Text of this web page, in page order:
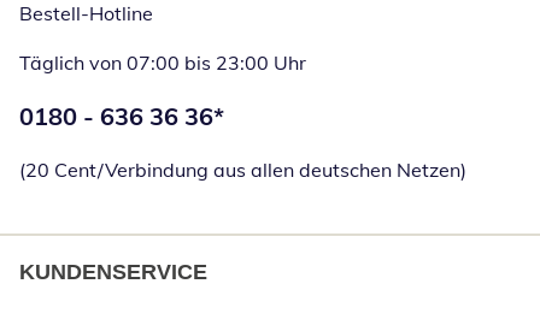
Bestell-Hotline
Täglich von 07:00 bis 23:00 Uhr
Telefonnummer:
0180 - 636 36 36*
(20 Cent/Verbindung aus allen deutschen Netzen)
KUNDENSERVICE